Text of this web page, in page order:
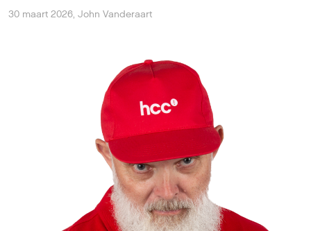
30 maart 2026, John Vanderaart